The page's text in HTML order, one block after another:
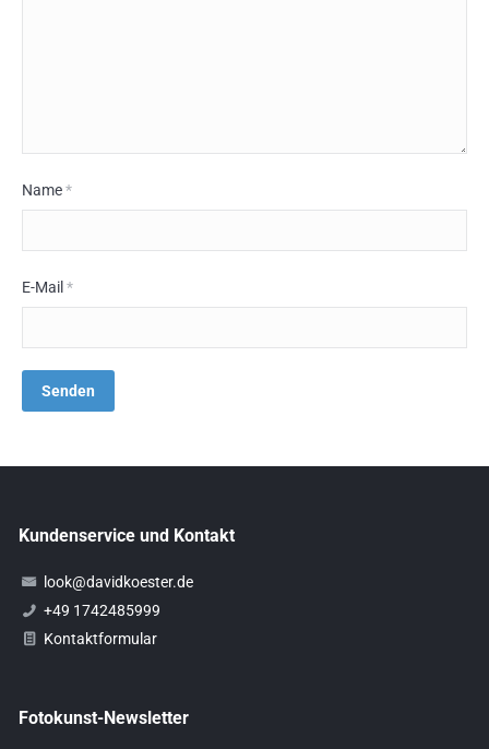
Name*
E-Mail *
Kundenservice und Kontakt
look@davidkoester.de
+49 1742485999
Kontaktformular
Fotokunst-Newsletter